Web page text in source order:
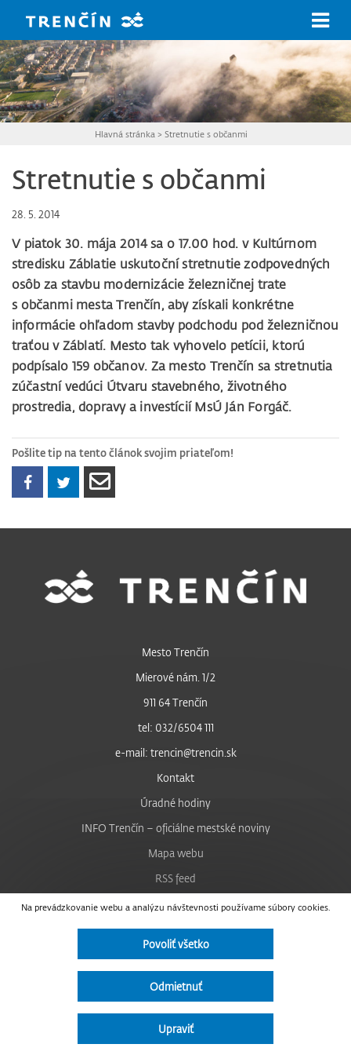
Hlavná stránka > Stretnutie s občanmi
Stretnutie s občanmi
28. 5. 2014
V piatok 30. mája 2014 sa o 17.00 hod. v Kultúrnom
stredisku Záblatie uskutoční stretnutie zodpovedných
osôb za stavbu modernizácie železničnej trate
s občanmi mesta Trenčín, aby získali konkrétne
informácie ohľadom stavby podchodu pod železničnou
traťou v Záblatí. Mesto tak vyhovelo petícii, ktorú
podpísalo 159 občanov. Za mesto Trenčín sa stretnutia
zúčastní vedúci Útvaru stavebného, životného
prostredia, dopravy a investícií MsÚ Ján Forgáč.
Pošlite tip na tento článok svojim priateľom!
Na prevádzkovanie webu a analýzu návštevnosti používame súbory cookies.
Povoliť všetko
Odmietnuť
Upraviť
Mesto Trenčín
Mierové nám. 1/2
911 64 Trenčín
tel: 032/6504 111
e-mail: trencin@trencin.sk
Kontakt
Úradné hodiny
INFO Trenčín – oficiálne mestské noviny
Mapa webu
RSS feed
Nastavenie cookies
Facebook
Instagram
Vyhlásenie o prístupnosti